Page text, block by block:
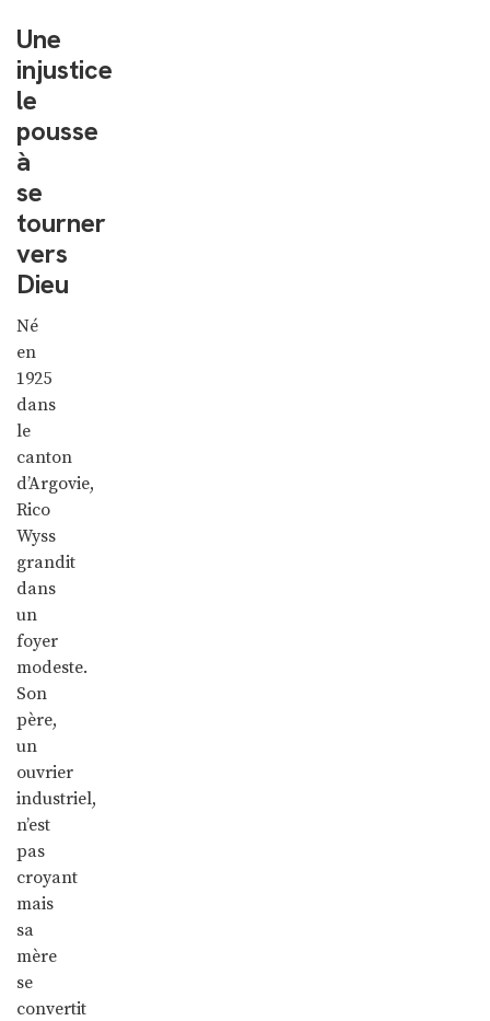
Une
injustice
le
pousse
à
se
tourner
vers
Dieu
Né
en
1925
dans
le
canton
d’Argovie,
Rico
Wyss
grandit
dans
un
foyer
modeste.
Son
père,
un
ouvrier
industriel,
n’est
pas
croyant
mais
sa
mère
se
convertit